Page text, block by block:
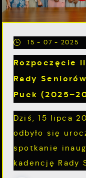
15 - 07 - 2025
Rozpoczęcie
Rady
Puck
Dziś, 15 lipca
odbyło się
spotkanie
kadencję Rady